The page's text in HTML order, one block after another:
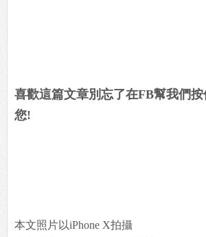
喜歡這篇文章別忘了在FB幫我們
您!
本文照片以iPhone X拍攝